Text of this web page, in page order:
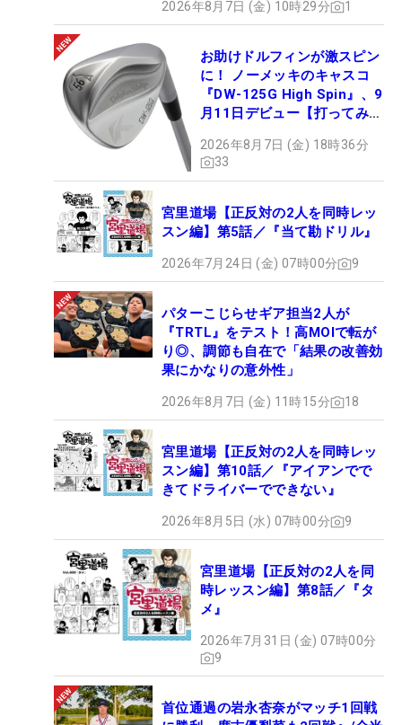
2026年8月7日 (金) 10時29分 1
お助けドルフィンが激スピン
に！ ノーメッキのキャスコ
『DW-125G High Spin』、9
月11日デビュー【打ってみ
2026年8月7日 (金) 18時36分
33
宮里道場【正反対の2人を同時レッ
スン編】第5話／『当て勘ドリル』
2026年7月24日 (金) 07時00分 9
パターこじらせギア担当2人が
『TRTL』をテスト！高MOIで転が
り◎、調節も自在で「結果の改善効
果にかなりの意外性」
2026年8月7日 (金) 11時15分 18
宮里道場【正反対の2人を同時レッ
スン編】第10話／『アイアンでで
きてドライバーでできない』
2026年8月5日 (水) 07時00分 9
宮里道場【正反対の2人を同
時レッスン編】第8話／『タ
メ』
2026年7月31日 (金) 07時00分
9
首位通過の岩永杏奈がマッチ1回戦